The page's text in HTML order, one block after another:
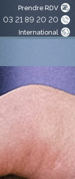
Prendre RDV
03 21 89 20 20
International